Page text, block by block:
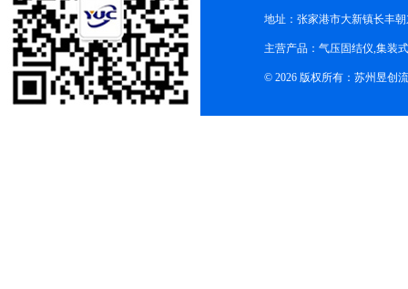
地址：张家港市大新镇长丰
主营产品：气压固结仪,集装
© 2026 版权所有：苏州昱创